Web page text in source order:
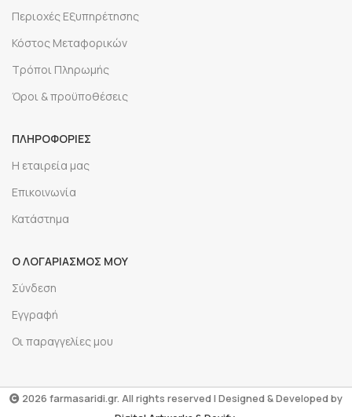
Περιοχές Εξυπηρέτησης
Κόστος Μεταφορικών
Τρόποι Πληρωμής
Όροι & προϋποθέσεις
ΠΛΗΡΟΦΟΡΙΕΣ
Η εταιρεία μας
Επικοινωνία
Κατάστημα
Ο ΛΟΓΑΡΙΑΣΜΟΣ ΜΟΥ
Σύνδεση
Εγγραφή
Οι παραγγελίες μου
2026 farmasaridi.gr. All rights reserved | Designed & Developed by